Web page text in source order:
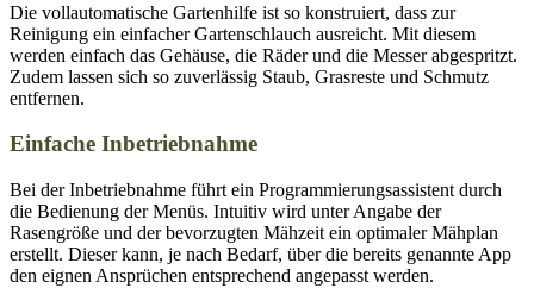
Die vollautomatische Gartenhilfe ist so konstruiert, dass zur
Reinigung ein einfacher Gartenschlauch ausreicht. Mit diesem
werden einfach das Gehäuse, die Räder und die Messer abgespritzt.
Zudem lassen sich so zuverlässig Staub, Grasreste und Schmutz
entfernen.
Einfache Inbetriebnahme
Bei der Inbetriebnahme führt ein Programmierungsassistent durch
die Bedienung der Menüs. Intuitiv wird unter Angabe der
Rasengröße und der bevorzugten Mähzeit ein optimaler Mähplan
erstellt. Dieser kann, je nach Bedarf, über die bereits genannte App
den eignen Ansprüchen entsprechend angepasst werden.